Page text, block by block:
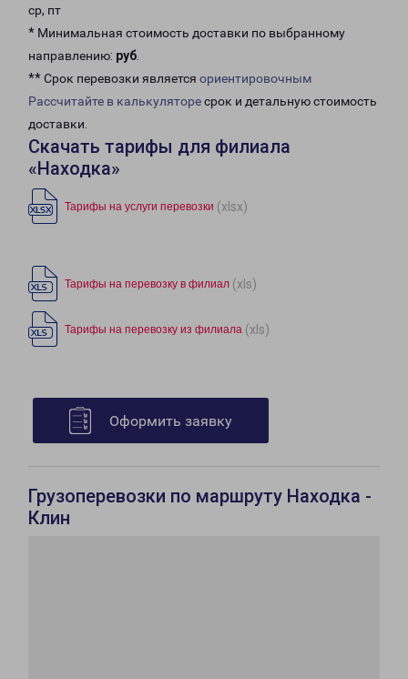
ср, пт
* Минимальная стоимость доставки по выбранному
направлению: руб.
** Срок перевозки является ориентировочным
Рассчитайте в калькуляторесрок и детальную стоимость
доставки.
Скачать тарифы для филиала
«Находка»
Тарифы на услуги перевозки (xlsx)
Тарифы на перевозку в филиал (xls)
Тарифы на перевозку из филиала (xls)
Оформить заявку
Грузоперевозки по маршруту Находка -
Клин